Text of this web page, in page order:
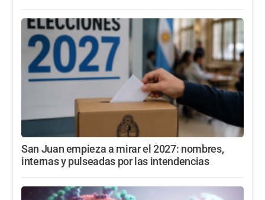
San Juan empieza a mirar el 2027: nombres,
internas y pulseadas por las intendencias